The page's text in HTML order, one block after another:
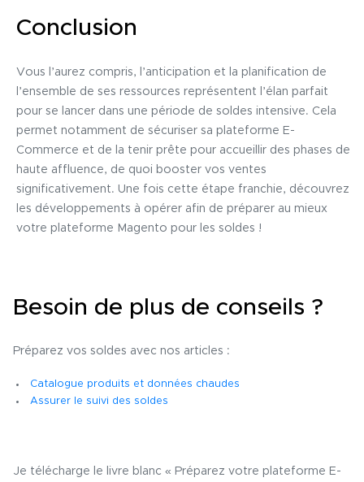
Conclusion
Vous l’aurez compris, l’anticipation et la planification de
l’ensemble de ses ressources représentent l’élan parfait
pour se lancer dans une période de soldes intensive. Cela
permet notamment de sécuriser sa plateforme E-
Commerce et de la tenir prête pour accueillir des phases de
haute affluence, de quoi booster vos ventes
significativement. Une fois cette étape franchie, découvrez
les développements à opérer afin de préparer au mieux
votre plateforme Magento pour les soldes !
Besoin de plus de conseils ?
Préparez vos soldes avec nos articles :
Catalogue produits et données chaudes
Assurer le suivi des soldes
Je télécharge le livre blanc « Préparez votre plateforme E-